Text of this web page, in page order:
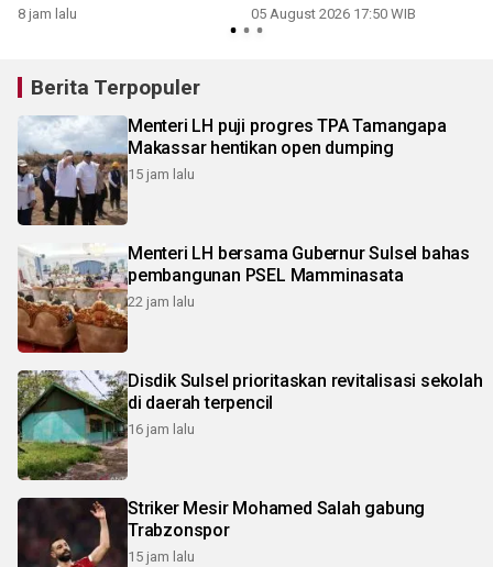
8 jam lalu 05 August 2026 17:50 WIB
Berita Terpopuler
Menteri LH puji progres TPA Tamangapa
Makassar hentikan open dumping
15 jam lalu
Menteri LH bersama Gubernur Sulsel bahas
pembangunan PSEL Mamminasata
22 jam lalu
Disdik Sulsel prioritaskan revitalisasi sekolah
di daerah terpencil
16 jam lalu
Striker Mesir Mohamed Salah gabung
Trabzonspor
15 jam lalu